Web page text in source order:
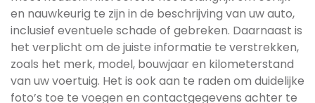
en nauwkeurig te zijn in de beschrijving van uw auto,
inclusief eventuele schade of gebreken. Daarnaast is
het verplicht om de juiste informatie te verstrekken,
zoals het merk, model, bouwjaar en kilometerstand
van uw voertuig. Het is ook aan te raden om duidelijke
foto’s toe te voegen en contactgegevens achter te